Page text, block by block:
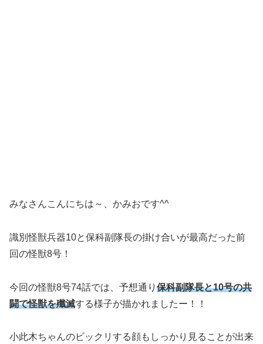
みなさんこんにちは～、かみおです^^
識別怪獣兵器10と保科副隊長の掛け合いが最高だった前
回の怪獣8号！
今回の怪獣8号74話では、予想通り 保科副隊長と10号の共
闘で怪獣を殲滅する様子が描かれましたー！！
小此木ちゃんのビックリする顔もしっかり見ることが出来